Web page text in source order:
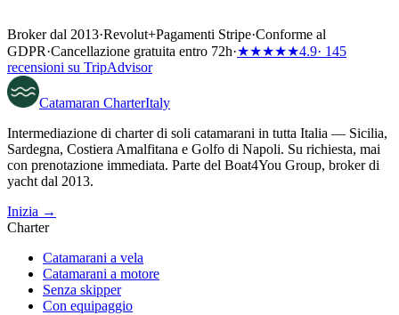
Broker dal 2013·Revolut+Pagamenti Stripe·Conforme al
GDPR·Cancellazione gratuita entro 72h·★★★★★4.9· 145
recensioni su TripAdvisor
Catamaran CharterItaly
Intermediazione di charter di soli catamarani in tutta Italia — Sicilia,
Sardegna, Costiera Amalfitana e Golfo di Napoli. Su richiesta, mai
con prenotazione immediata. Parte del Boat4You Group, broker di
yacht dal 2013.
Inizia →
Charter
Catamarani a vela
Catamarani a motore
Senza skipper
Con equipaggio